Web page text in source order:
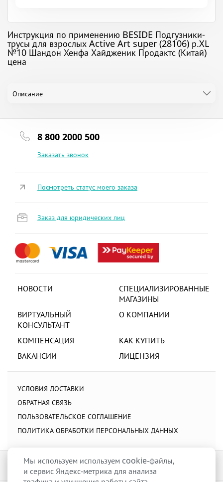
Инструкция по применению BESIDE Подгузники-
трусы для взрослых Active Art super (28106) р.XL
№10 Шандон Хенфа Хайдженик Продактс (Китай)
цена
Описание
8 800 2000 500
Заказать звонок
НОВОСТИ
СПЕЦИАЛИЗИРОВАННЫЕ
МАГАЗИНЫ
ВИРТУАЛЬНЫЙ
КОНСУЛЬТАНТ
О КОМПАНИИ
КОМПЕНСАЦИЯ
КАК КУПИТЬ
ВАКАНСИИ
ЛИЦЕНЗИЯ
УСЛОВИЯ ДОСТАВКИ
ОБРАТНАЯ СВЯЗЬ
ПОЛЬЗОВАТЕЛЬСКОЕ СОГЛАШЕНИЕ
ПОЛИТИКА ОБРАБОТКИ ПЕРСОНАЛЬНЫХ ДАННЫХ
Посмотреть статус моего заказа
Заказ для юридических лиц
Мы используем используем cookie-файлы,
и сервис Яндекс-метрика для анализа